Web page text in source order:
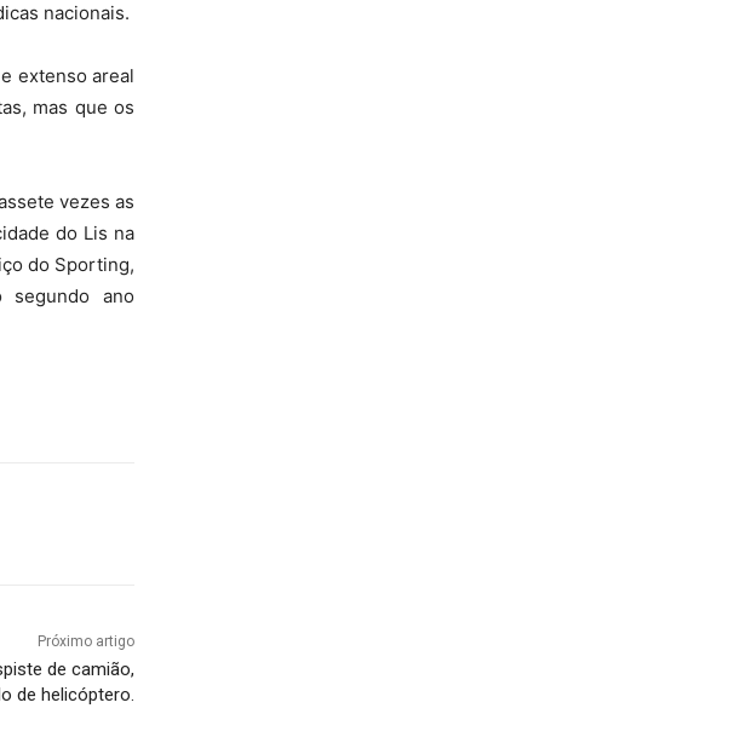
nacionais.
extenso areal
mas que os
vezes as
do Lis na
do Sporting,
ano
Próximo artigo
de camião,
de helicóptero.